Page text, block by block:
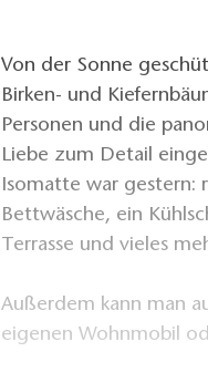
Von der Sonne
Birken- und
Personen und die
Liebe zum Detail
Isomatte war gestern:
Bettwäsche, ein
Terrasse und vieles
Außerdem kann man
eigenen Wohnmobil